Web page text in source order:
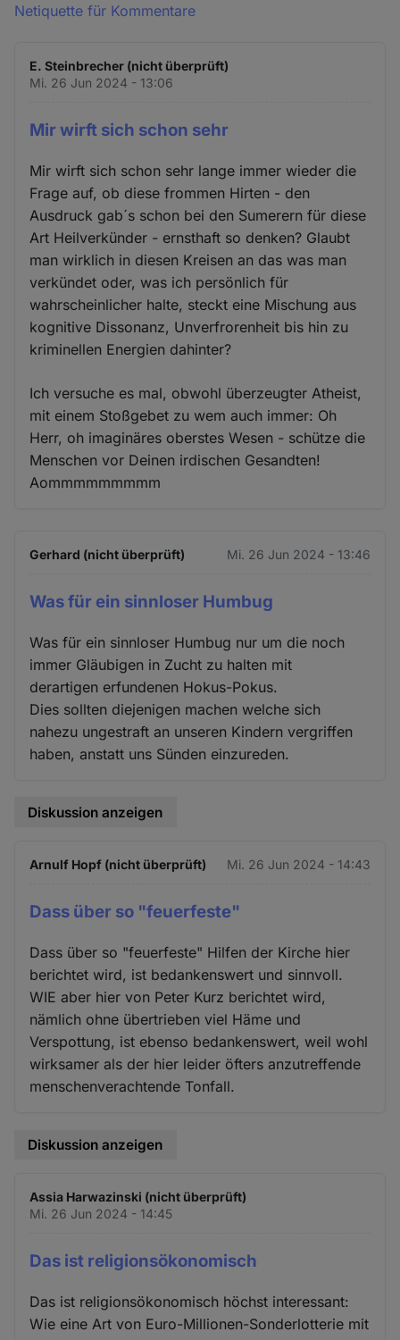
Netiquette für Kommentare
E. Steinbrecher (nicht überprüft)
Mi. 26 Jun 2024 - 13:06
Mir wirft sich schon sehr
Mir wirft sich schon sehr lange immer wieder die
Frage auf, ob diese frommen Hirten - den
Ausdruck gab´s schon bei den Sumerern für diese
Art Heilverkünder - ernsthaft so denken? Glaubt
man wirklich in diesen Kreisen an das was man
verkündet oder, was ich persönlich für
wahrscheinlicher halte, steckt eine Mischung aus
kognitive Dissonanz, Unverfrorenheit bis hin zu
kriminellen Energien dahinter?
Ich versuche es mal, obwohl überzeugter Atheist,
mit einem Stoßgebet zu wem auch immer: Oh
Herr, oh imaginäres oberstes Wesen - schütze die
Menschen vor Deinen irdischen Gesandten!
Aommmmmmmmm
Gerhard (nicht überprüft) Mi. 26 Jun 2024 - 13:46
Was für ein sinnloser Humbug
Was für ein sinnloser Humbug nur um die noch
immer Gläubigen in Zucht zu halten mit
derartigen erfundenen Hokus-Pokus.
Dies sollten diejenigen machen welche sich
nahezu ungestraft an unseren Kindern vergriffen
haben, anstatt uns Sünden einzureden.
Diskussion anzeigen
Arnulf Hopf (nicht überprüft) Mi. 26 Jun 2024 - 14:43
Dass über so "feuerfeste"
Dass über so "feuerfeste" Hilfen der Kirche hier
berichtet wird, ist bedankenswert und sinnvoll.
WIE aber hier von Peter Kurz berichtet wird,
nämlich ohne übertrieben viel Häme und
Verspottung, ist ebenso bedankenswert, weil wohl
wirksamer als der hier leider öfters anzutreffende
menschenverachtende Tonfall.
Diskussion anzeigen
Assia Harwazinski (nicht überprüft)
Mi. 26 Jun 2024 - 14:45
Das ist religionsökonomisch
Das ist religionsökonomisch höchst interessant:
Wie eine Art von Euro-Millionen-Sonderlotterie mit